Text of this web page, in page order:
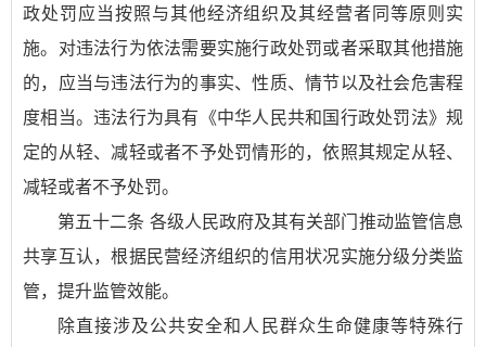
政处罚应当按照与其他经济组织及其经营者同等原则实
施。对违法行为依法需要实施行政处罚或者采取其他措施
的，应当与违法行为的事实、性质、情节以及社会危害程
度相当。违法行为具有《中华人民共和国行政处罚法》规
定的从轻、减轻或者不予处罚情形的，依照其规定从轻、
减轻或者不予处罚。
第五十二条 各级人民政府及其有关部门推动监管信息
共享互认，根据民营经济组织的信用状况实施分级分类监
管，提升监管效能。
除直接涉及公共安全和人民群众生命健康等特殊行